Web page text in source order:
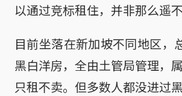
以通过竞标租住，并非那么遥不
目前坐落在新加坡不同地区，
黑白洋房，全由土管局管理，
只租不卖。但多数人都没进过